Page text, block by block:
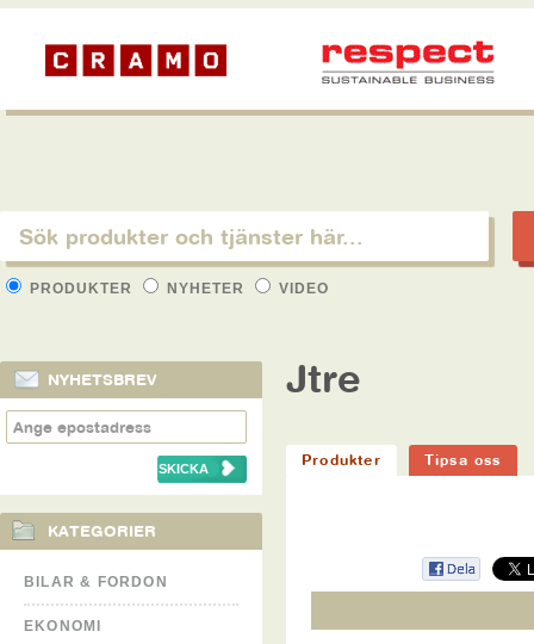
PRODUKTER NYHETER VIDEO
NYHETSBREV
KATEGORIER
BILAR & FORDON
EKONOMI
Jtre
Produkter Tipsa oss